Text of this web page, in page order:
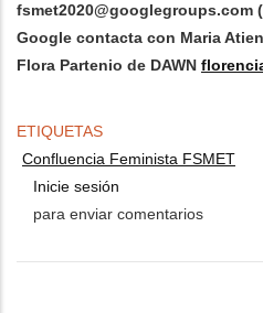
fsmet2020@googlegroups.com
Google contacta con Maria
Flora Partenio de DAWN
ETIQUETAS
Confluencia Feminista FSMET
Inicie sesión
para enviar comentarios